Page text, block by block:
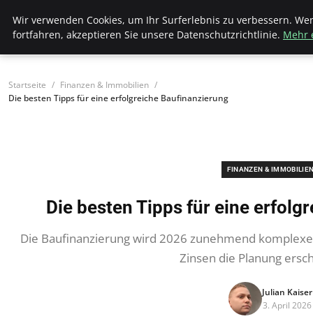
Bistro Grammophon
Startseite
Finanzen & Immobilien
Die besten Tipps für eine erfolgreiche Baufinanzierung
FINANZEN &
Die besten Tipps für eine
Die Baufinanzierung wird 2026 zunehmend
Zinsen die Planung
Julian Kaiser
3. April 2026
Wir verwenden Cookies, um Ihr Surferlebnis zu verbessern.
fortfahren, akzeptieren Sie unsere Datenschutzrichtlinie. Mehr